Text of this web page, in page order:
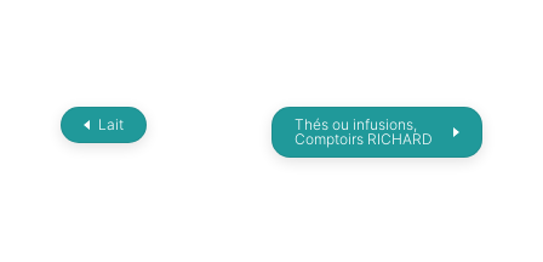
Lait
Thés ou infusions,
Comptoirs RICHARD